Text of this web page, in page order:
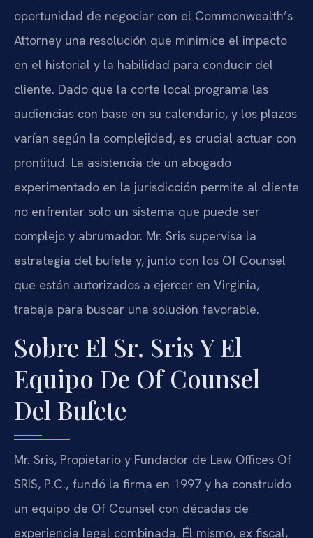
oportunidad de negociar con el Commonwealth’s
Attorney una resolución que minimice el impacto
en el historial y la habilidad para conducir del
cliente. Dado que la corte local programa las
audiencias con base en su calendario, y los plazos
varían según la complejidad, es crucial actuar con
prontitud. La asistencia de un abogado
experimentado en la jurisdicción permite al cliente
no enfrentar solo un sistema que puede ser
complejo y abrumador. Mr. Sris supervisa la
estrategia del bufete y, junto con los Of Counsel
que están autorizados a ejercer en Virginia,
trabaja para buscar una solución favorable.
Sobre El Sr. Sris Y El
Equipo De Of Counsel
Del Bufete
Mr. Sris, Propietario y Fundador de Law Offices Of
SRIS, P.C., fundó la firma en 1997 y ha construido
un equipo de Of Counsel con décadas de
experiencia legal combinada. Él mismo, ex fiscal,